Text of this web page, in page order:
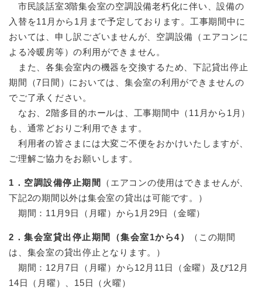
市民談話室3階集会室の空調設備老朽化に伴い、設備の
入替を11月から1月まで予定しております。工事期間中に
おいては、申し訳ございませんが、空調設備（エアコンに
よる冷暖房等）の利用ができません。
また、各集会室内の機器を交換するため、下記貸出停止
期間（7日間）においては、集会室の利用ができませんの
でご了承ください。
なお、2階多目的ホールは、工事期間中（11月から1月）
も、通常どおりご利用できます。
利用者の皆さまには大変ご不便をおかけいたしますが、
ご理解ご協力をお願いします。
1．空調設備停止期間
（エアコンの使用はできませんが、
下記2の期間以外は集会室の貸出は可能です。）
期間：11月9日（月曜）から1月29日（金曜）
2．集会室貸出停止期間（集会室1から4）
（この期間
は、集会室の貸出停止となります。）
期間：12月7日（月曜）から12月11日（金曜）及び12月
14日（月曜）、15日（火曜）